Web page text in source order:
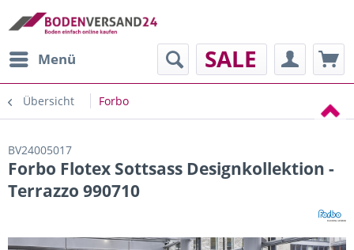
Menü SALE
Übersicht Forbo
BV24005017
Forbo Flotex Sottsass Designkollektion -
Terrazzo 990710